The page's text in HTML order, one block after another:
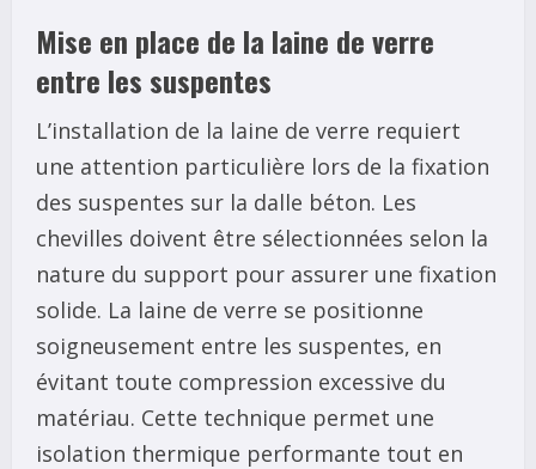
Mise en place de la laine de verre
entre les suspentes
L’installation de la laine de verre requiert
une attention particulière lors de la fixation
des suspentes sur la dalle béton. Les
chevilles doivent être sélectionnées selon la
nature du support pour assurer une fixation
solide. La laine de verre se positionne
soigneusement entre les suspentes, en
évitant toute compression excessive du
matériau. Cette technique permet une
isolation thermique performante tout en